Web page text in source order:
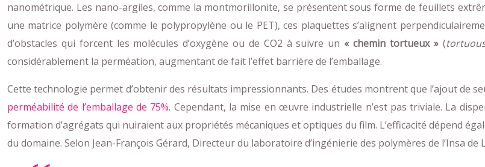
nanométrique. Les nano-argiles, comme la montmorillonite, se présentent sous forme de feuillets
une matrice polymère (comme le polypropylène ou le PET), ces plaquettes s’alignent
d’obstacles qui forcent les molécules d’oxygène ou de CO2 à suivre un « chemin tortueux »(
considérablement la perméation, augmentant de fait l’effet barrière de l’emballage.
Cette technologie permet d’obtenir des résultats impressionnants. Des études montrent que l’ajout de
perméabilité de l’emballage de 75%. Cependant, la mise en œuvre industrielle n’est pas triviale. La
formation d’agrégats qui nuiraient aux propriétés mécaniques et optiques du film. L’efficacité dépend
du domaine. Selon Jean-François Gérard, Directeur du laboratoire d’ingénierie des polymères de l’Insa de